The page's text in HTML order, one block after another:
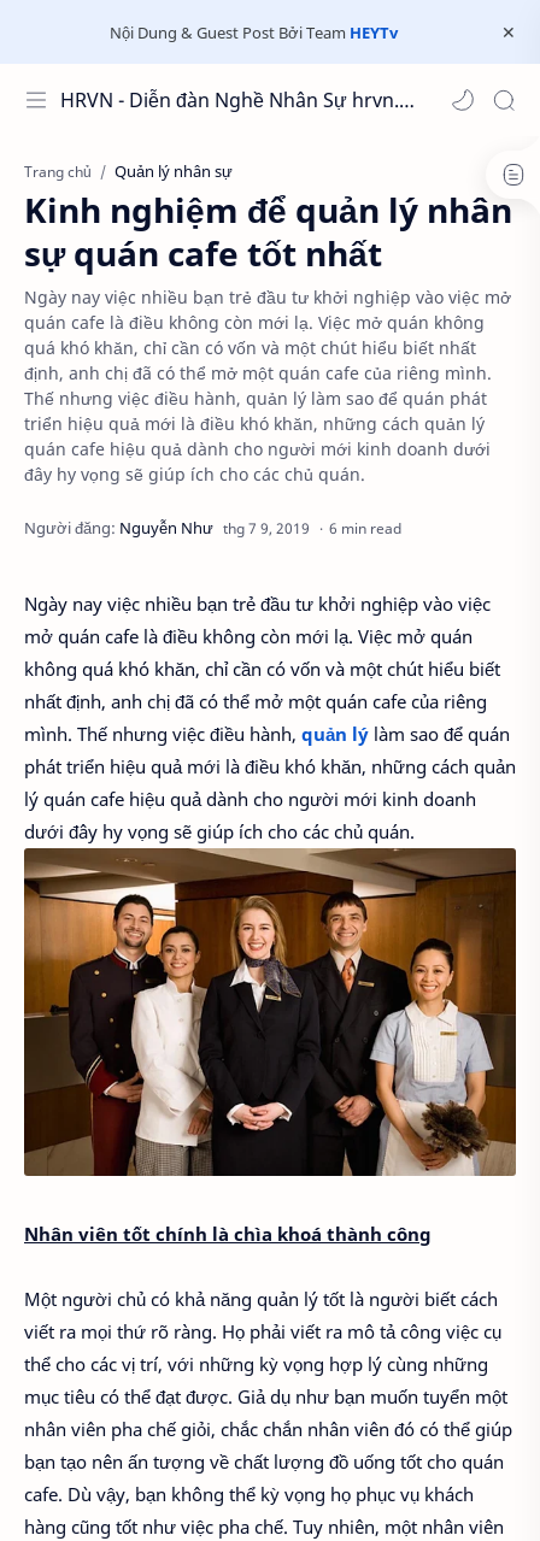
Nội Dung & Guest Post Bởi Team HEYTv
HRVN - Diễn đàn Nghề Nhân Sự hrvn.com.vn
Trang chủ Quản lý nhân sự
Kinh nghiệm để quản lý nhân
sự quán cafe tốt nhất
Ngày nay việc nhiều bạn trẻ đầu tư khởi nghiệp vào việc mở
quán cafe là điều không còn mới lạ. Việc mở quán không
quá khó khăn, chỉ cần có vốn và một chút hiểu biết nhất
định, anh chị đã có thể mở một quán cafe của riêng mình.
Thế nhưng việc điều hành, quản lý làm sao để quán phát
triển hiệu quả mới là điều khó khăn, những cách quản lý
quán cafe hiệu quả dành cho người mới kinh doanh dưới
đây hy vọng sẽ giúp ích cho các chủ quán.
6 min read
Ngày nay việc nhiều bạn trẻ đầu tư khởi nghiệp vào việc
mở quán cafe là điều không còn mới lạ. Việc mở quán
không quá khó khăn, chỉ cần có vốn và một chút hiểu biết
nhất định, anh chị đã có thể mở một quán cafe của riêng
mình. Thế nhưng việc điều hành, quản lý làm sao để quán
phát triển hiệu quả mới là điều khó khăn, những cách quản
lý quán cafe hiệu quả dành cho người mới kinh doanh
dưới đây hy vọng sẽ giúp ích cho các chủ quán.
Nhân viên tốt chính là chìa khoá thành công
Một người chủ có khả năng quản lý tốt là người biết cách
viết ra mọi thứ rõ ràng. Họ phải viết ra mô tả công việc cụ
thể cho các vị trí, với những kỳ vọng hợp lý cùng những
mục tiêu có thể đạt được. Giả dụ như bạn muốn tuyển một
nhân viên pha chế giỏi, chắc chắn nhân viên đó có thể giúp
bạn tạo nên ấn tượng về chất lượng đồ uống tốt cho quán
cafe. Dù vậy, bạn không thể kỳ vọng họ phục vụ khách
hàng cũng tốt như việc pha chế. Tuy nhiên, một nhân viên